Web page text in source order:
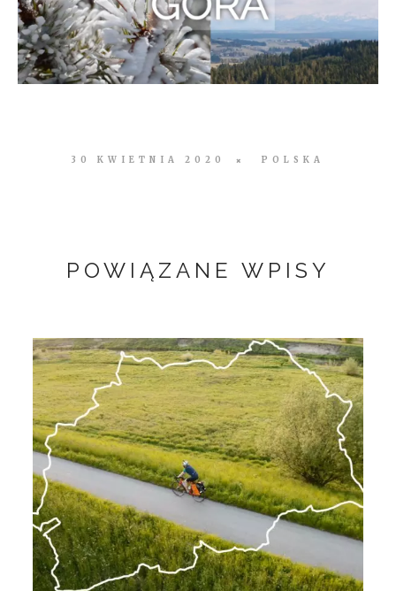
30 KWIETNIA 2020 POLSKA
POWIĄZANE WPISY